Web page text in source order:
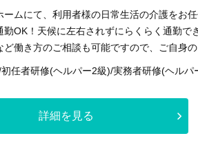
ームにて、利用者様の日常生活の介護をお任
勤OK！天候に左右されずにらくらく通勤で
ど働き方のご相談も可能ですので、ご自身
任者研修(ヘルパー2級)/実務者研修(ヘルパ
詳細を見る